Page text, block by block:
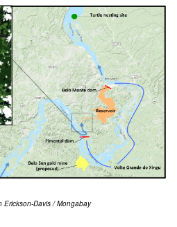
Erickson-Davis / Mongabay